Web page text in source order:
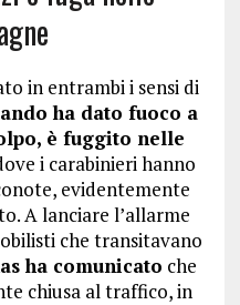
in entrambi i sensi di
ha dato fuoco a
è fuggito nelle
i carabinieri hanno
evidentemente
A lanciare l’allarme
che transitavano
ha comunicato che
chiusa al traffico, in